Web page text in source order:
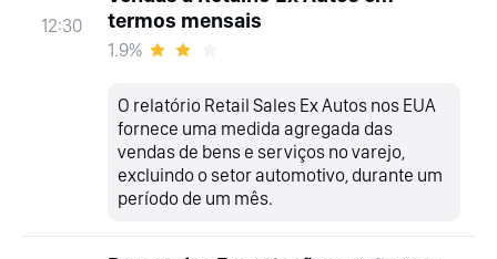
12:30
termos mensais
1.9%
O relatório Retail Sales Ex Autos nos EUA
fornece uma medida agregada das
vendas de bens e serviços no varejo,
excluindo o setor automotivo, durante um
período de um mês.